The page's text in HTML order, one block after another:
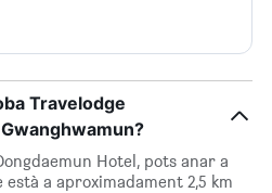
Travelodge
Hotel, pots anar a
a aproximadament 2,5 km